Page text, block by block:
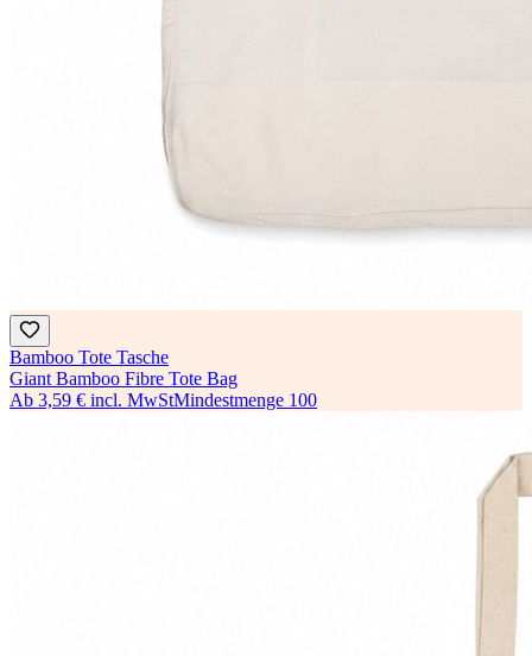
Bamboo Tote Tasche
Giant Bamboo Fibre Tote Bag
Ab 3,59 € incl. MwStMindestmenge 100